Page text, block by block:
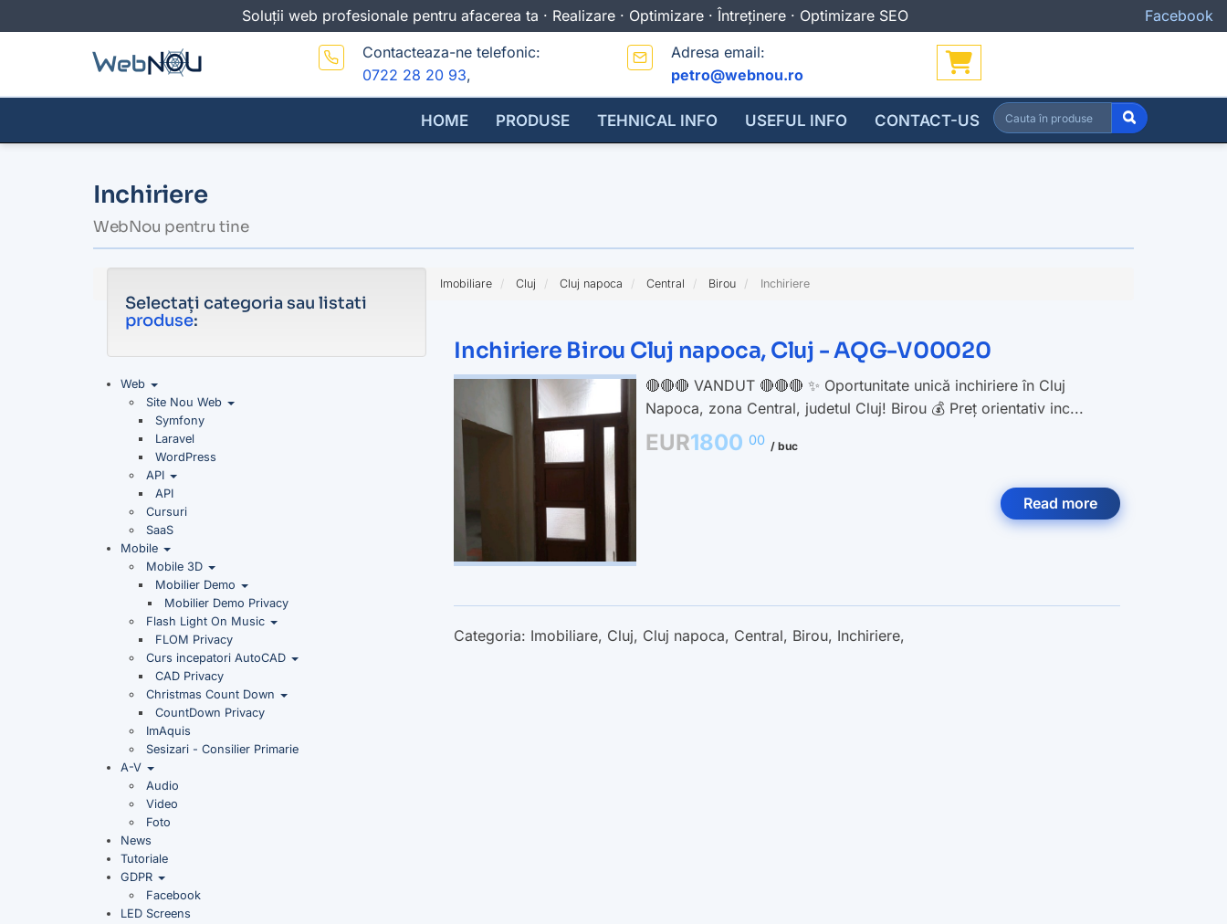
Soluții web profesionale pentru afacerea ta · Realizare · Optimizare · Întreținere · Optimizare SEO
Facebook
Contacteaza-ne telefonic:
0722 28 20 93,
Adresa email:
petro@webnou.ro
HOME PRODUSE TEHNICAL INFO USEFUL INFO CONTACT-US
Inchiriere
WebNou pentru tine
Selectați categoria sau listati
produse:
Web
Site Nou Web
Symfony
Laravel
WordPress
API
API
Cursuri
SaaS
Mobile
Mobile 3D
Mobilier Demo
Mobilier Demo Privacy
Flash Light On Music
FLOM Privacy
Curs incepatori AutoCAD
CAD Privacy
Christmas Count Down
CountDown Privacy
ImAquis
Sesizari - Consilier Primarie
A-V
Audio
Video
Foto
News
Tutoriale
GDPR
Facebook
LED Screens
Imobiliare Cluj Cluj napoca Central Birou Inchiriere
Inchiriere Birou Cluj napoca, Cluj - AQG-V00020
🔴🔴🔴 VANDUT 🔴🔴🔴 ✨ Oportunitate unică inchiriere în Cluj
Napoca, zona Central, judetul Cluj! Birou 💰 Preț orientativ inc...
EUR1800 00 / buc
Read more
Categoria: Imobiliare, Cluj, Cluj napoca, Central, Birou, Inchiriere,